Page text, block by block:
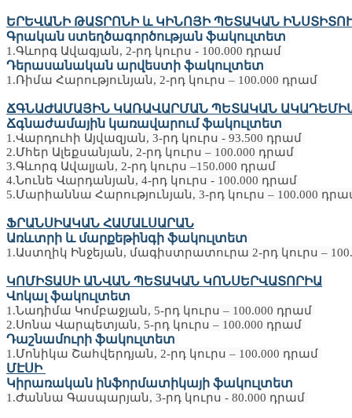
ԵՐԵՎԱՆԻ ԹԱՏՐՈՆԻ և ԿԻՆՈՅԻ ՊԵՏԱԿԱՆ
Գրական ստեղծագործության ֆակուլտետ
1.Գևորգ Ավագյան, 2-րդ կուրս - 100.000 դրամ
Դերասանական արվեստի ֆակուլտետ
1.Ռիմա Հարությունյան, 2-րդ կուրս – 100.000 դրամ
ՃԳՆԱԺԱՄԱՅԻՆ ԿԱՌԱՎԱՐՄԱՆ ՊԵՏԱԿԱՆ
Ճգնաժամային կառավարում ֆակուլտետ
1.Վարդուհի Այվազյան, 3-րդ կուրս - 93.500 դրամ
2.Մհեր Ալեքսանյան, 2-րդ կուրս – 100.000 դրամ
3.Գևորգ Ավալյան, 2-րդ կուրս –150.000 դրամ
4.Նունե Վարդանյան, 4-րդ կուրս - 100.000 դրամ
5.Մարիաննա Հարությունյան, 3-րդ կուրս – 100.000
ՖՐԱՆՍԻԱԿԱՆ ՀԱՄԱԼՍԱՐԱՆ
Առևտրի և մարքեթինգի ֆակուլտետ
1.Աստղիկ Ինջեյան, մագիստրատուրա 2-րդ կուրս –
ԿՈՄԻՏԱՍԻ ԱՆՎԱՆ ՊԵՏԱԿԱՆ ԿՈՆՍԵՐՎԱՏՈՐԻԱ
Վոկալ ֆակուլտետ
1.Նադիմա Կոմբաջյան, 5-րդ կուրս – 100.000 դրամ
2.Սոնա Վարպետյան, 5-րդ կուրս – 100.000 դրամ
Դաշնամուրի ֆակուլտետ
1.Մոնիկա Շահվերդյան, 2-րդ կուրս – 100.000 դրամ
ՄԷՍԻ
Կիրառական ինֆորմատիկայի ֆակուլտետ
1.Ժաննա Գասպարյան, 3-րդ կուրս - 80.000 դրամ